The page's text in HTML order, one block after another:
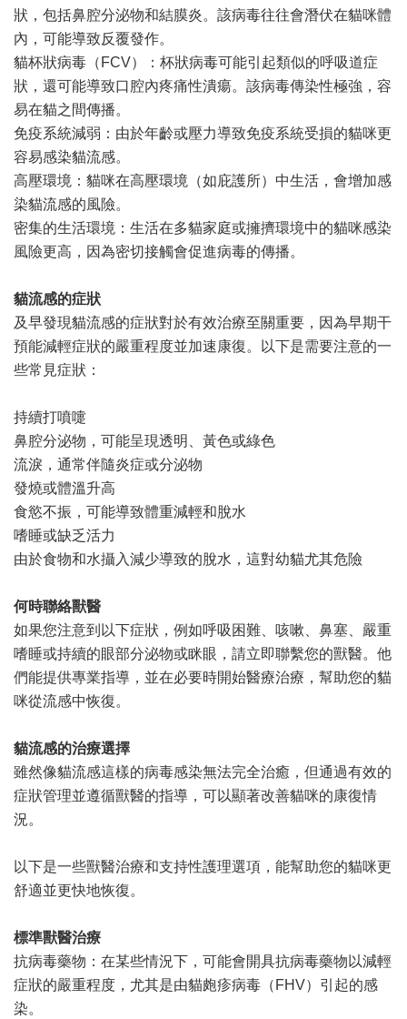
狀，包括鼻腔分泌物和結膜炎。該病毒往往會潛伏在貓咪體
內，可能導致反覆發作。
貓杯狀病毒（ FCV）：杯狀病毒可能引起類似的呼吸道症
狀，還可能導致口腔內疼痛性潰瘍。該病毒傳染性極強，容
易在貓之間傳播。
免疫系統減弱：由於年齡或壓力導致免疫系統受損的貓咪更
容易感染貓流感。
高壓環境：貓咪在高壓環境（如庇護所）中生活，會增加感
染貓流感的風險。
密集的生活環境：生活在多貓家庭或擁擠環境中的貓咪感染
風險更高，因為密切接觸會促進病毒的傳播。
貓流感的症狀
及早發現貓流感的症狀對於有效治療至關重要，因為早期干
預能減輕症狀的嚴重程度並加速康復。以下是需要注意的一
些常見症狀：
持續打噴嚏
鼻腔分泌物，可能呈現透明、黃色或綠色
流淚，通常伴隨炎症或分泌物
發燒或體溫升高
食慾不振，可能導致體重減輕和脫水
嗜睡或缺乏活力
由於食物和水攝入減少導致的脫水，這對幼貓尤其危險
何時聯絡獸醫
如果您注意到以下症狀，例如呼吸困難、咳嗽、鼻塞、嚴重
嗜睡或持續的眼部分泌物或眯眼，請立即聯繫您的獸醫。他
們能提供專業指導，並在必要時開始醫療治療，幫助您的貓
咪從流感中恢復。
貓流感的治療選擇
雖然像貓流感這樣的病毒感染無法完全治癒，但通過有效的
症狀管理並遵循獸醫的指導，可以顯著改善貓咪的康復情
況。
以下是一些獸醫治療和支持性護理選項，能幫助您的貓咪更
舒適並更快地恢復。
標準獸醫治療
抗病毒藥物：在某些情況下，可能會開具抗病毒藥物以減輕
症狀的嚴重程度，尤其是由貓皰疹病毒（ FHV）引起的感
染。